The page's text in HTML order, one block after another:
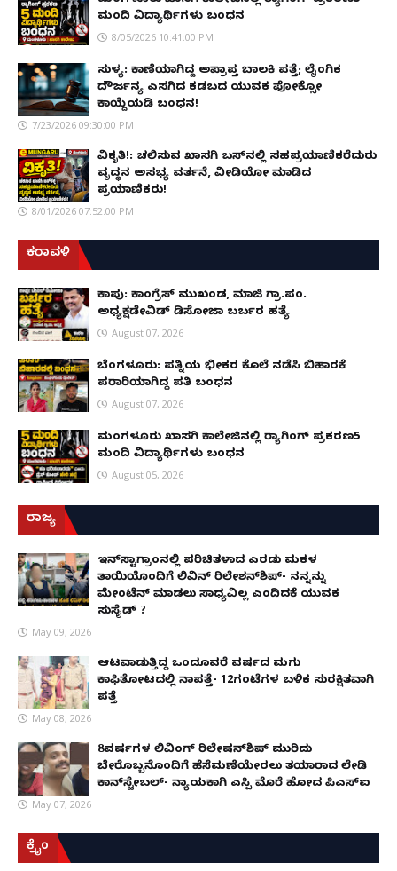
ಮಂದಿ ವಿದ್ಯಾರ್ಥಿಗಳು ಬಂಧನ
8/05/2026 10:41:00 PM
ಸುಳ್ಯ: ಕಾಣೆಯಾಗಿದ್ದ ಅಪ್ರಾಪ್ತ ಬಾಲಕಿ ಪತ್ತೆ; ಲೈಂಗಿಕ
ದೌರ್ಜನ್ಯ ಎಸಗಿದ ಕಡಬದ ಯುವಕ ಪೋಕ್ಸೋ
ಕಾಯ್ದೆಯಡಿ ಬಂಧನ!
7/23/2026 09:30:00 PM
ವಿಕೃತಿ!: ಚಲಿಸುವ ಖಾಸಗಿ ಬಸ್‌ನಲ್ಲಿ ಸಹಪ್ರಯಾಣಿಕರೆದುರು
ವೃದ್ಧನ ಅಸಭ್ಯ ವರ್ತನೆ, ವೀಡಿಯೋ ಮಾಡಿದ
ಪ್ರಯಾಣಿಕರು!
8/01/2026 07:52:00 PM
ಕರಾವಳಿ
ಕಾಪು: ಕಾಂಗ್ರೆಸ್ ಮುಖಂಡ, ಮಾಜಿ ಗ್ರಾ.ಪಂ.
ಅಧ್ಯಕ್ಷಡೇವಿಡ್ ಡಿಸೋಜಾ ಬರ್ಬರ ಹತ್ಯೆ
August 07, 2026
ಬೆಂಗಳೂರು: ಪತ್ನಿಯ ಭೀಕರ ಕೊಲೆ ನಡೆಸಿ ಬಿಹಾರಕ್ಕೆ
ಪರಾರಿಯಾಗಿದ್ದ ಪತಿ ಬಂಧನ
August 07, 2026
ಮಂಗಳೂರು ಖಾಸಗಿ ಕಾಲೇಜಿನಲ್ಲಿ ರ‌್ಯಾಗಿಂಗ್ ಪ್ರಕರಣ5
ಮಂದಿ ವಿದ್ಯಾರ್ಥಿಗಳು ಬಂಧನ
August 05, 2026
ರಾಜ್ಯ
ಇನ್​ಸ್ಟಾಗ್ರಾಂನಲ್ಲಿ ಪರಿಚಿತಳಾದ ಎರಡು ಮಕ್ಕಳ
ತಾಯಿಯೊಂದಿಗೆ ಲಿವಿನ್ ರಿಲೇಶನ್​ಶಿಪ್- ನನ್ನನ್ನು
ಮೇಂಟೆನ್ ಮಾಡಲು ಸಾಧ್ಯವಿಲ್ಲ ಎಂದಿದಕ್ಕೆ ಯುವಕ
ಸುಸೈಡ್ ?
May 09, 2026
ಆಟವಾಡುತ್ತಿದ್ದ ಒಂದೂವರೆ ವರ್ಷದ ಮಗು
ಕಾಫಿತೋಟದಲ್ಲಿ ನಾಪತ್ತೆ- 12ಗಂಟೆಗಳ ಬಳಿಕ ಸುರಕ್ಷಿತವಾಗಿ
ಪತ್ತೆ
May 08, 2026
8ವರ್ಷಗಳ ಲಿವಿಂಗ್‌ ರಿಲೇಷನ್‌ಶಿಪ್ ಮುರಿದು
ಬೇರೊಬ್ಬನೊಂದಿಗೆ ಹೆಸೆಮಣೆಯೇರಲು ತಯಾರಾದ ಲೇಡಿ
ಕಾನ್‌ಸ್ಟೇಬಲ್- ನ್ಯಾಯಕ್ಕಾಗಿ ಎಸ್ಪಿ ಮೊರೆ ಹೋದ ಪಿಎಸ್ಐ
May 07, 2026
ಕ್ರೈಂ